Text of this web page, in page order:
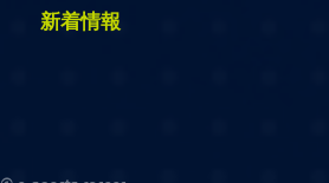
新着情報